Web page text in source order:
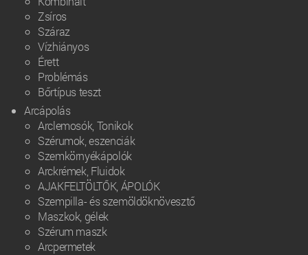
Zsíros
Száraz
Vízhiányos
Érett
Problémás
Bőrtípus teszt
Arcápolás
Arclemosók, Tonikok
Szérumok, eszenciák
Szemkörnyékápolók
Arckrémek, Fluidok
AJAKFELTÖLTŐK, ÁPOLÓK
Szempilla- és szemöldöknövesztő
Maszkok, gélek
Szérum maszk
Arcpermetek